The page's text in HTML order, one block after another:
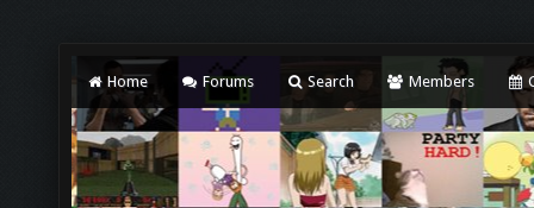
Home Forums Search Members